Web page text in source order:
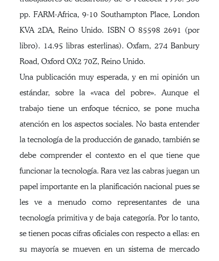
pp. FARM-Africa, 9-10 Southampton Place, London
KVA 2DA, Reino Unido. ISBN O 85598 2691 (por
libro). 14.95 libras esterlinas). Oxfam, 274 Banbury
Road, Oxford OX2 70Z, Reino Unido.
Una publicación muy esperada, y en mi opinión un
estándar, sobre la «vaca del pobre». Aunque el
trabajo tiene un enfoque técnico, se pone mucha
atención en los aspectos sociales. No basta entender
la tecnología de la producción de ganado, también se
debe comprender el contexto en el que tiene que
funcionar la tecnología. Rara vez las cabras juegan un
papel importante en la planificación nacional pues se
les ve a menudo como representantes de una
tecnología primitiva y de baja categoría. Por lo tanto,
se tienen pocas cifras oficiales con respecto a ellas: en
su mayoría se mueven en un sistema de mercado